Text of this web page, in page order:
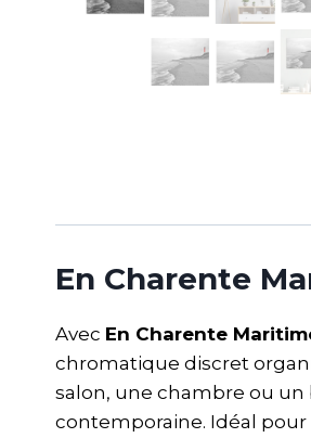
En Charente
Avec En Charente
chromatique discret
salon, une chambre ou
contemporaine. Idéal pour